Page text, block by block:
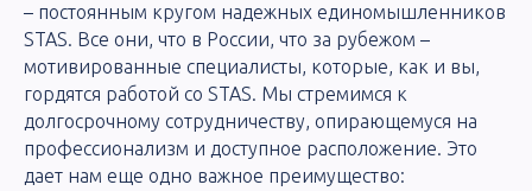
– постоянным кругом надежных единомышленников
STAS. Все они, что в России, что за рубежом –
мотивированные специалисты, которые, как и вы,
гордятся работой со STAS. Мы стремимся к
долгосрочному сотрудничеству, опирающемуся на
профессионализм и доступное расположение. Это
дает нам еще одно важное преимущество: